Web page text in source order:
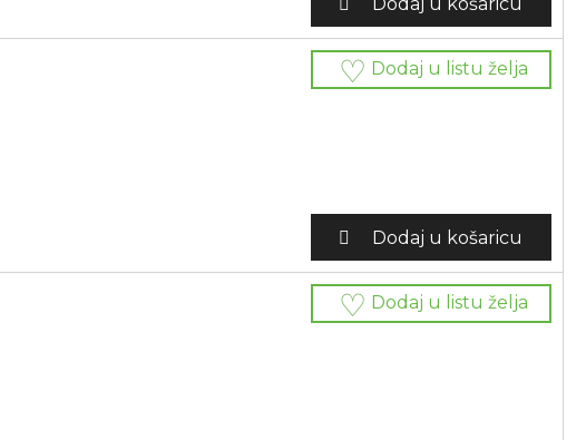
Dodaj u košaricu
Dodaj u listu želja
Dodaj u listu želja